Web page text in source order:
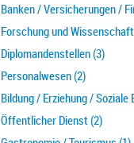
Banken / Versicherungen /
Forschung und
Diplomandenstellen (3)
Personalwesen (2)
Bildung / Erziehung / Soziale
Öffentlicher Dienst (2)